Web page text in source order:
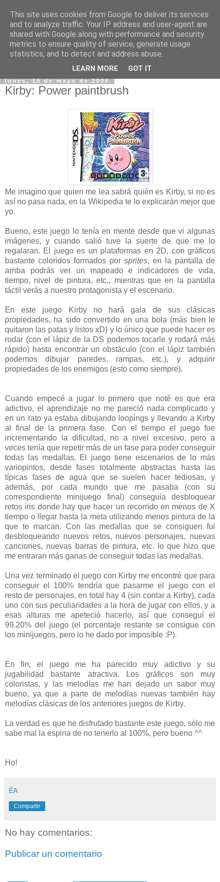
lunes, 15 de mayo de 2006
Kirby: Power paintbrush
Me imagino que quien me lea sabrá quién es Kirby, si no es
así no pasa nada, en la Wikipedia te lo explicarán mejor que
yo.
Bueno, este juego lo tenía en mente desde que vi algunas
imágenes, y cuando salió tuve la suerte de que me lo
regalaran. El juego es un plataformas en 2D, con gráficos
bastante coloridos formados por sprites, en la pantalla de
arriba podrás ver un mapeado e indicadores de vida,
tiempo, nivel de pintura, etc., mientras que en la pantalla
táctil verás a nuestro protagonista y el escenario.
En este juego Kirby no hará gala de sus clásicas
propiedades, ha sido convertido en una bola (más bien le
quitaron las patas y listos xD) y lo único que puede hacer es
rodar (con el lápiz de la DS podemos tocarle y rodará más
rápido) hasta encontrar un obstáculo (con el lápiz también
podemos dibujar paredes, rampas, etc.), y adquirir
propiedades de los enemigos (esto como siempre).
Cuando empecé a jugar lo primero que noté es que era
adictivo, el aprendizaje no me pareció nada complicado y
en un rato ya estaba dibujando loopings y llevando a Kirby
al final de la primera fase. Con el tiempo el juego fue
incrementando la dificultad, no a nivel excesivo, pero a
veces tenía que repetir más de un fase para poder conseguir
todas las medallas. El juego tiene escenarios de lo más
variopintos, desde fases totalmente abstractas hasta las
típicas fases de agua que se suelen hacer tediosas, y
además, por cada mundo que me pasaba (con su
correspondiente minijuego final) conseguía desbloquear
retos iris donde hay que hacer un recorrido en menos de X
tiempo o llegar hasta la meta utilizando menos pintura de la
que te marcan. Con las medallas que se consiguen fui
desbloqueando nuevos retos, nuevos personajes, nuevas
canciones, nuevas barras de pintura, etc. lo que hizo que
me entraran más ganas de conseguir todas las medallas.
Una vez terminado el juego con Kirby me encontré que para
conseguir el 100% tendría que pasarme el juego con el
resto de personajes, en total hay 4 (sin contar a Kirby), cada
uno con sus peculiaridades a la hora de jugar con ellos, y a
esas alturas me apeteció hacerlo, así que conseguí el
99.20% del juego (el porcentaje restante se consigue con
los minijuegos, pero lo he dado por imposible :P).
En fin, el juego me ha parecido muy adictivo y su
jugabilidad bastante atractiva. Los gráficos son muy
coloristas, y las melodías me han dejado un sabor muy
bueno, ya que a parte de melodías nuevas también hay
melodías clásicas de los anteriores juegos de Kirby.
La verdad es que he disfrutado bastante este juego, sólo me
sabe mal la espina de no tenerlo al 100%, pero bueno ^^
Ho!
ÉA
Compartir
No hay comentarios:
Publicar un comentario
This site uses cookies from Google to deliver its services
and to analyze traffic. Your IP address and user-agent are
shared with Google along with performance and security
metrics to ensure quality of service, generate usage
statistics, and to detect and address abuse.
LEARN MORE GOT IT